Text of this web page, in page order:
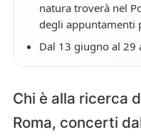
natura troverà nel
degli appuntamenti
Dal 13 giugno al 29
Chi è alla ricerca
Roma, concerti